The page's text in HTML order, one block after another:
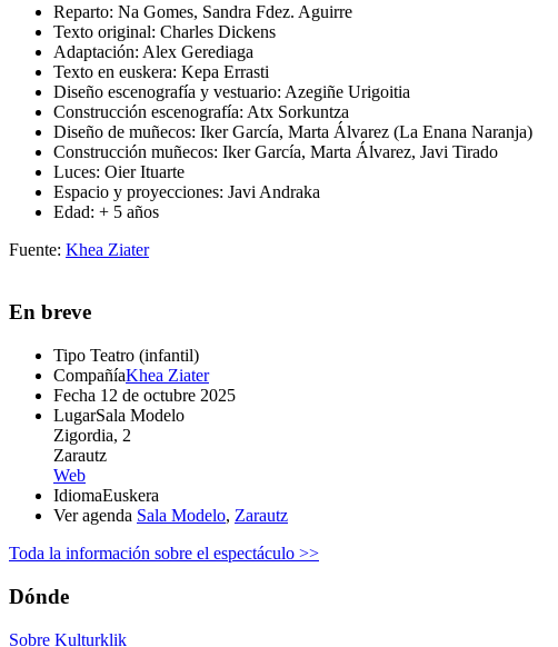
Reparto: Na Gomes, Sandra Fdez. Aguirre
Texto original: Charles Dickens
Adaptación: Alex Gerediaga
Texto en euskera: Kepa Errasti
Diseño escenografía y vestuario: Azegiñe Urigoitia
Construcción escenografía: Atx Sorkuntza
Diseño de muñecos: Iker García, Marta Álvarez (La Enana Naranja)
Construcción muñecos: Iker García, Marta Álvarez, Javi Tirado
Luces: Oier Ituarte
Espacio y proyecciones: Javi Andraka
Edad: + 5 años
Fuente: Khea Ziater
En breve
Tipo Teatro (infantil)
CompañíaKhea Ziater
Fecha 12 de octubre 2025
LugarSala Modelo
Zigordia, 2
Zarautz
Web
IdiomaEuskera
Ver agenda Sala Modelo, Zarautz
Toda la información sobre el espectáculo >>
Dónde
Sobre Kulturklik